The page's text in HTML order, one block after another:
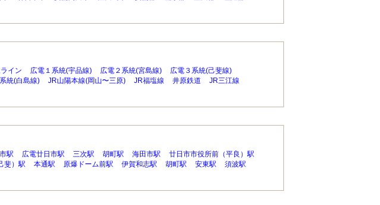
イン 広電１系統(宇品線) 広電２系統(宮島線)
広電３系統(己斐線)
統(白島線) JR山陽本線(岡山〜三原) JR福塩線 井原鉄道
JR三江線
駅 広電廿日市駅 三次駅 胡町駅 海田市駅
廿日市市役所前（平良）駅
斐）駅 本通駅 原爆ドーム前駅 伊賀和志駅 胡町駅 安東駅
須波駅